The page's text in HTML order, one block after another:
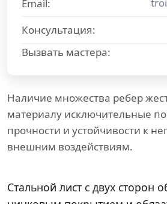
Email:
Консультация:
Вызвать мастера:
Наличие множества ребер
материалу исключительные
прочности и устойчивости к
внешним воздействиям.
Стальной лист с двух сторон